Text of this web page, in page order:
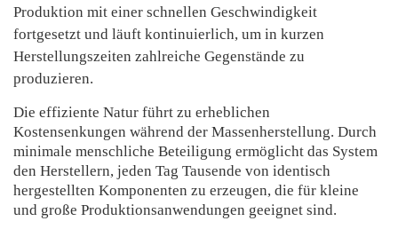
Produktion mit einer schnellen Geschwindigkeit
fortgesetzt und läuft kontinuierlich, um in kurzen
Herstellungszeiten zahlreiche Gegenstände zu
produzieren.
Die effiziente Natur führt zu erheblichen
Kostensenkungen während der Massenherstellung. Durch
minimale menschliche Beteiligung ermöglicht das System
den Herstellern, jeden Tag Tausende von identisch
hergestellten Komponenten zu erzeugen, die für kleine
und große Produktionsanwendungen geeignet sind.